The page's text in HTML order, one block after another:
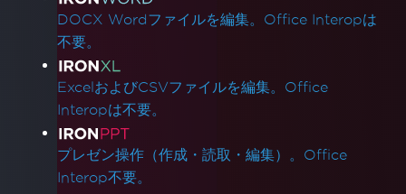
DOCX Wordファイルを編集。Office Interopは
不要。
ExcelおよびCSVファイルを編集。Office
Interopは不要。
プレゼン操作（作成・読取・編集）。Office
Interop不要。